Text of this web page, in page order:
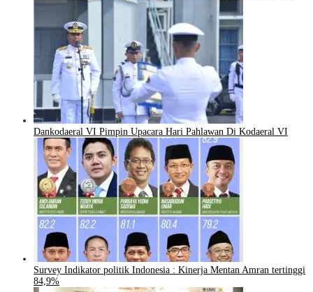
Dankodaeral VI Pimpin Upacara Hari Pahlawan Di Kodaeral VI
Survey Indikator politik Indonesia : Kinerja Mentan Amran tertinggi
84,9%